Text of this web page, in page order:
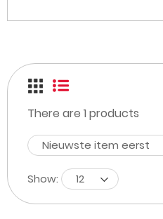
There are 1 products
Nieuwste item eerst
Show: 12